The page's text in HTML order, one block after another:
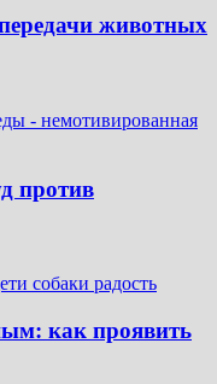
животных
против
как проявить